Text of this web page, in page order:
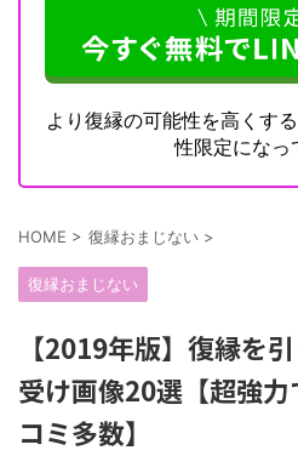
より復縁の可能性を高くす
性限定になっ
HOME > 復縁おまじない >
復縁おまじない
【2019年版】復縁を
受け画像20選【超強
コミ多数】